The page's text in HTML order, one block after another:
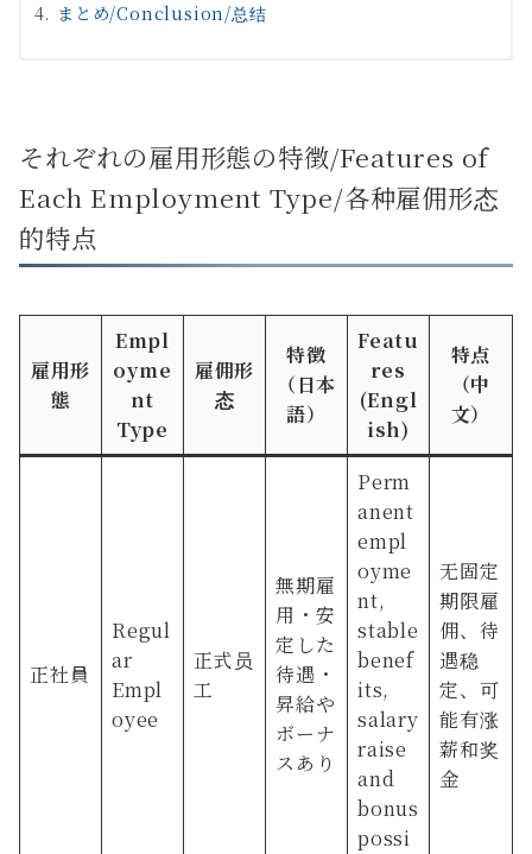
まとめ/Conclusion/总结
それぞれの雇用形態の特徴/Features of
Each Employment Type/各种雇佣形态
的特点
雇用形
態
Empl
oyme
nt
Type
雇佣形
态
特徴
（日本
語）
Featu
res
(Engl
ish)
特点
（中
文）
正社員
Regul
ar
Empl
oyee
正式员
工
無期雇
用・安
定した
待遇・
昇給や
ボーナ
スあり
Perm
anent
empl
oyme
nt,
stable
benef
its,
salary
raise
and
bonus
possi
无固定
期限雇
佣、待
遇稳
定、可
能有涨
薪和奖
金